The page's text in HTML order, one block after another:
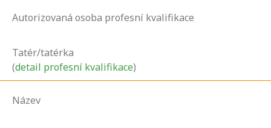
Autorizovaná osoba profesní kvalifikace
Tatér/tatérka
(detail profesní kvalifikace)
Název